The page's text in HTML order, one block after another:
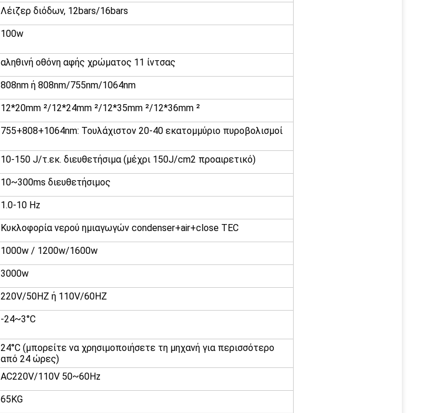
Λέιζερ διόδων, 12bars/16bars
100w
αληθινή οθόνη αφής χρώματος 11 ίντσας
808nm ή 808nm/755nm/1064nm
12*20mm ²/12*24mm ²/12*35mm ²/12*36mm ²
755+808+1064nm: Τουλάχιστον 20-40 εκατομμύριο πυροβολισμοί
10-150 J/τ.εκ. διευθετήσιμα (μέχρι 150J/cm2 προαιρετικό)
10~300ms διευθετήσιμος
1.0-10 Hz
Κυκλοφορία νερού ημιαγωγών condenser+air+close TEC
1000w / 1200w/1600w
3000w
220V/50HZ ή 110V/60HZ
-24~3°C
24°C (μπορείτε να χρησιμοποιήσετε τη μηχανή για περισσότερο
από 24 ώρες)
AC220V/110V 50~60Hz
65KG